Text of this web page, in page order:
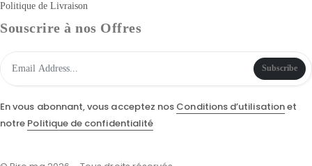
Politique de Livraison
Souscrire à nos Offres
Subscribe
En vous abonnant, vous acceptez nos Conditions d’utilisationet
notre Politique de confidentialité